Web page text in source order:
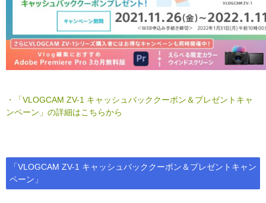
・「VLOGCAM ZV-1 キャッシュバッククーポン＆プレゼントキャ
ンペーン」の詳細はこちらから
「VLOGCAM ZV-1 キャッシュバッククーポン＆プレゼントキャン
ペーン」